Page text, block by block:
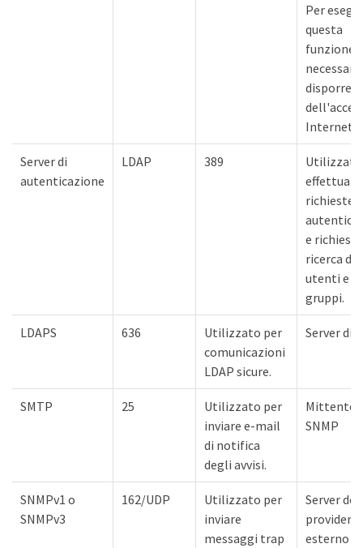
Per
questa
funzione,
disporre
Internet.
Server di
autenticazione
LDAP 389
effettuare
richieste
e
ricerca di
utenti e
gruppi.
LDAPS 636
Utilizzato per
comunicazioni
LDAP sicure.
Server di
SMTP 25
Utilizzato per
inviare e-mail
di notifica
degli avvisi.
Mittente
SNMP
SNMPv1 o
SNMPv3
162/UDP
Utilizzato per
inviare
messaggi trap
Server del
provider
esterno